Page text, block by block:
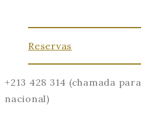
Reservas
+213 428 314 (chamada
nacional)